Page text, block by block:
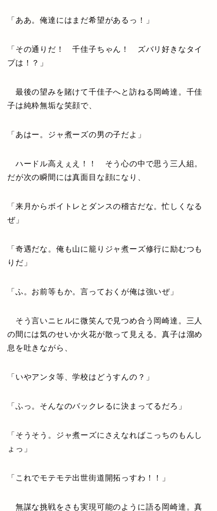
「ああ。俺達にはまだ希望があるっ！」
「その通りだ！ 千佳子ちゃん！ ズバリ好きなタイ
プは！？」
最後の望みを賭けて千佳子へと訪ねる岡崎達。千佳
子は純粋無垢な笑顔で、
「あはー。ジャ煮ーズの男の子だよ」
ハードル高えぇえ！！ そう心の中で思う三人組。
だが次の瞬間には真面目な顔になり、
「来月からボイトレとダンスの稽古だな。忙しくなる
ぜ」
「奇遇だな。俺も山に籠りジャ煮ーズ修行に励むつも
りだ」
「ふ。お前等もか。言っておくが俺は強いぜ」
そう言いニヒルに微笑んで見つめ合う岡崎達。三人
の間には気のせいか火花が散って見える。真子は溜め
息を吐きながら、
「いやアンタ等、学校はどうすんの？」
「ふっ。そんなのバックレるに決まってるだろ」
「そうそう。ジャ煮ーズにさえなればこっちのもんし
ょっ」
「これでモテモテ出世街道開拓っすわ！！」
無謀な挑戦をさも実現可能のように語る岡崎達。真